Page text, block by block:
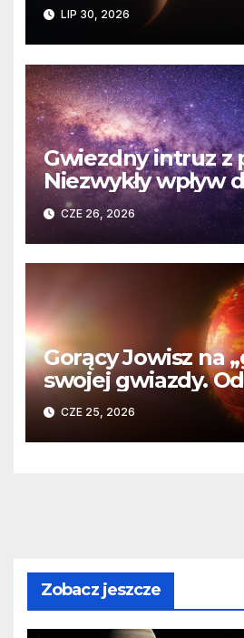
martwej gwiazdy
LIP 30, 2026
Gwiezdny intruz z
Niezwykły wpływ
spotkania na
Słonecznego
CZE 26, 2026
Gorący Jowisz na
swojej gwiazdy.
Teleskopu Webba
80606 b
CZE 25, 2026
Zobacz jeszcze